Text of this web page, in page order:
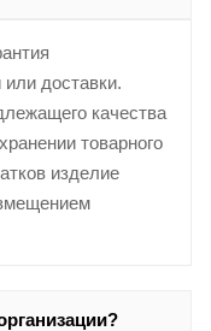
доставки.
качества
товарного
изделие